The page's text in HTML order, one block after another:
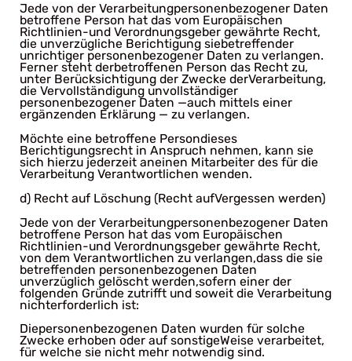
Jede von der Verarbeitungpersonenbezogener Daten
betroffene Person hat das vom Europäischen
Richtlinien-und Verordnungsgeber gewährte Recht,
die unverzügliche Berichtigung siebetreffender
unrichtiger personenbezogener Daten zu verlangen.
Ferner steht derbetroffenen Person das Recht zu,
unter Berücksichtigung der Zwecke derVerarbeitung,
die Vervollständigung unvollständiger
personenbezogener Daten —auch mittels einer
ergänzenden Erklärung — zu verlangen.
Möchte eine betroffene Persondieses
Berichtigungsrecht in Anspruch nehmen, kann sie
sich hierzu jederzeit aneinen Mitarbeiter des für die
Verarbeitung Verantwortlichen wenden.
d) Recht auf Löschung (Recht aufVergessen werden)
Jede von der Verarbeitungpersonenbezogener Daten
betroffene Person hat das vom Europäischen
Richtlinien-und Verordnungsgeber gewährte Recht,
von dem Verantwortlichen zu verlangen,dass die sie
betreffenden personenbezogenen Daten
unverzüglich gelöscht werden,sofern einer der
folgenden Gründe zutrifft und soweit die Verarbeitung
nichterforderlich ist:
Diepersonenbezogenen Daten wurden für solche
Zwecke erhoben oder auf sonstigeWeise verarbeitet,
für welche sie nicht mehr notwendig sind.